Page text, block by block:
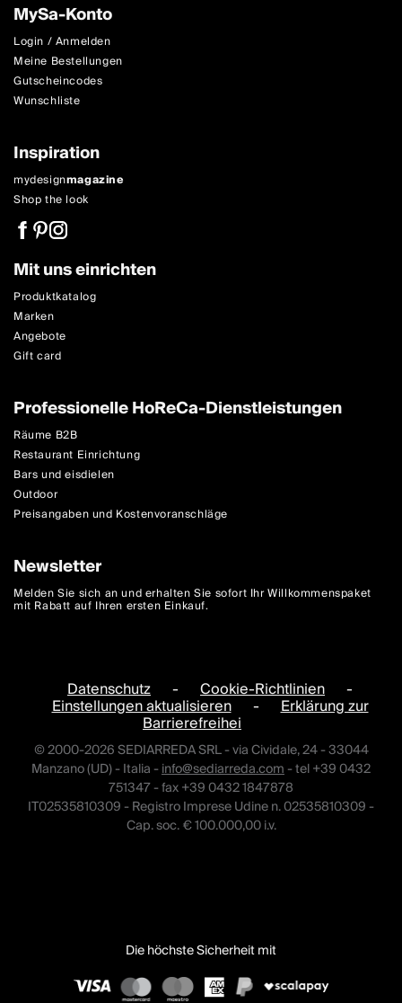
MySa-Konto
Login / Anmelden
Meine Bestellungen
Gutscheincodes
Wunschliste
Inspiration
mydesignmagazine
Shop the look
Mit uns einrichten
Produktkatalog
Marken
Angebote
Gift card
Professionelle HoReCa-Dienstleistungen
Räume B2B
Restaurant Einrichtung
Bars und eisdielen
Outdoor
Preisangaben und Kostenvoranschläge
Newsletter
Melden Sie sich an und erhalten Sie sofort Ihr Willkommenspaket
mit Rabatt auf Ihren ersten Einkauf.
Datenschutz - Cookie-Richtlinien -
Einstellungen aktualisieren - Erklärung zur
Barrierefreihei
© 2000-2026 SEDIARREDA SRL - via Cividale, 24 - 33044
Manzano (UD) - Italia -info@sediarreda.com- tel +39 0432
751347 - fax +39 0432 1847878
IT02535810309 - Registro Imprese Udine n. 02535810309 -
Cap. soc. € 100.000,00 i.v.
Die höchste Sicherheit mit